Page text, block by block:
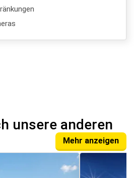
unsere anderen
Mehr anzeigen